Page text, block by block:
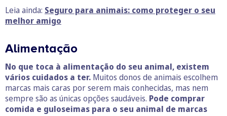
Leia ainda: Seguro para animais: como proteger o seu
melhor amigo
Alimentação
No que toca à alimentação do seu animal, existem
vários cuidados a ter. Muitos donos de animais escolhem
marcas mais caras por serem mais conhecidas, mas nem
sempre são as únicas opções saudáveis. Pode comprar
comida e guloseimas para o seu animal de marcas